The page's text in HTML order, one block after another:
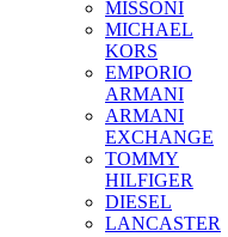
MISSONI
MICHAEL
KORS
EMPORIO
ARMANI
ARMANI
EXCHANGE
TOMMY
HILFIGER
DIESEL
LANCASTER